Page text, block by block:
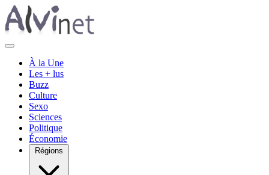
À la Une
Les + lus
Buzz
Culture
Sexo
Sciences
Politique
Économie
Régions